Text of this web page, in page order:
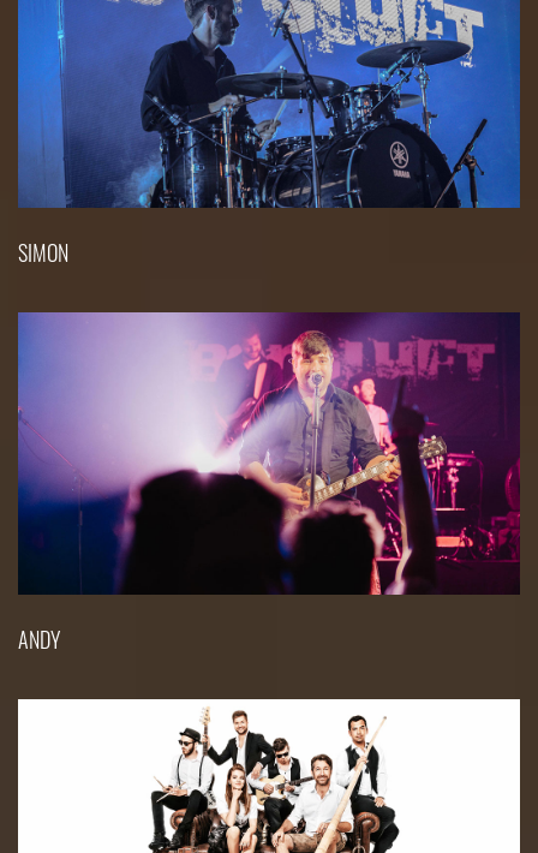
SIMON
ANDY